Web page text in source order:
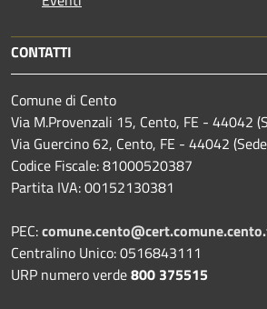
CONTATTI
Comune di Cento
Via M.Provenzali 15, Cento, FE - 44042
Via Guercino 62, Cento, FE - 44042
Codice Fiscale: 81000520387
Partita IVA: 00152130381
PEC:
Centralino Unico: 0516843111
URP numero verde800 375515